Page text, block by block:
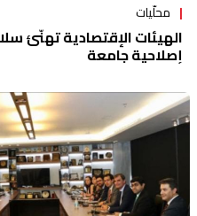
محلّيات
الهيئات الإقتصادية تهنّئ
إصلاحية جامعة